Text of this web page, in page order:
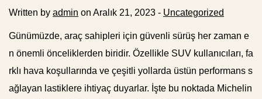
Written by admin on Aralık 21, 2023 - Uncategorized
Günümüzde, araç sahipleri için güvenli sürüş her zaman e
n önemli önceliklerden biridir. Özellikle SUV kullanıcıları, fa
rklı hava koşullarında ve çeşitli yollarda üstün performans s
ağlayan lastiklere ihtiyaç duyarlar. İşte bu noktada Michelin